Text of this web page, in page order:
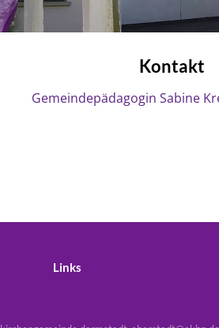
Kontakt
Gemeindepädagogin Sabine
Links